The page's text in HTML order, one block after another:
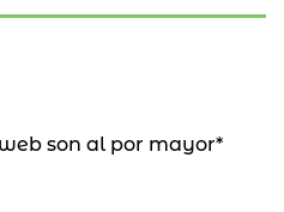
son al por mayor*